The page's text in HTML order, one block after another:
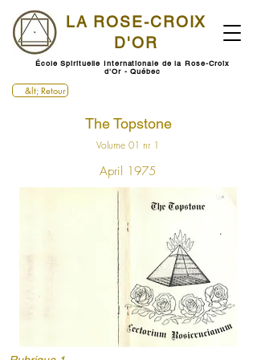
LA ROSE-CROIX
D'OR
École Spirituelle Internationale de la Rose-Croix
d'Or - Québec
&lt; Retour
The Topstone
Volume 01 nr 1
April 1975